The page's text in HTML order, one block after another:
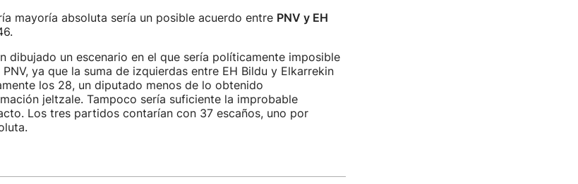
mayoría absoluta sería un posible acuerdo entre PNV y EH
dibujado un escenario en el que sería políticamente imposible
ya que la suma de izquierdas entre EH Bildu y Elkarrekin
los 28, un diputado menos de lo obtenido
jeltzale. Tampoco sería suficiente la improbable
Los tres partidos contarían con 37 escaños, uno por